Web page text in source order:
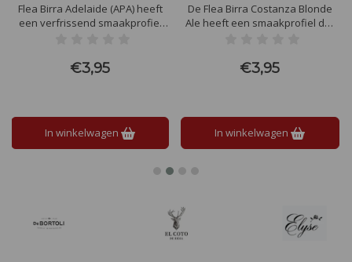
Flea Birra Adelaide (APA) heeft
een verfrissend smaakprofiel
aangevuld met subtiel tropisch
fruit. Een lichte karamelsmaak
aromatische afdronk.
€3,95
In winkelwagen
De Flea Birra Costanza Blonde
Ale heeft een smaakprofiel dat
tonen. Een milde bitterheid en
een zachte, evenwichtige
€3,95
In winkelwagen